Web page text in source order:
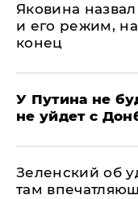
Яковина
и его режим,
конец
У Путина не
не уйдет с
Зеленский об
там